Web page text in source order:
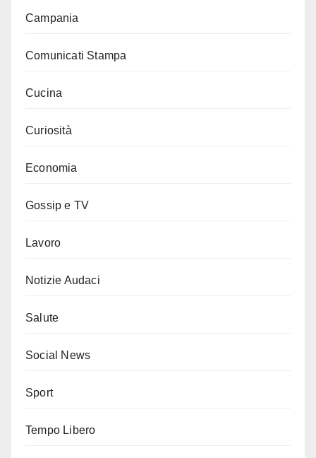
Campania
Comunicati Stampa
Cucina
Curiosità
Economia
Gossip e TV
Lavoro
Notizie Audaci
Salute
Social News
Sport
Tempo Libero